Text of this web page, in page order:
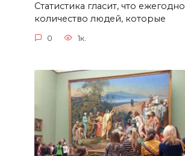
Статистика гласит, что ежегодно
количество людей, которые
0 1к.